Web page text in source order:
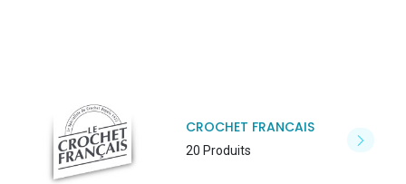
CROCHET FRANCAIS
20 Produits